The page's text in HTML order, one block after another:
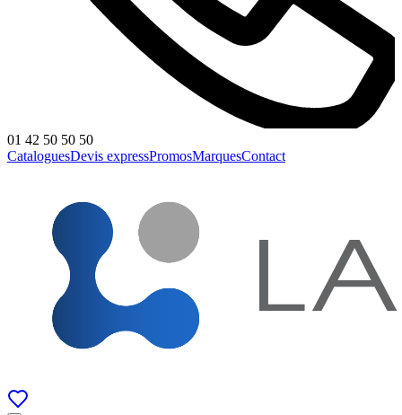
01 42 50 50 50
CataloguesDevis expressPromosMarquesContact